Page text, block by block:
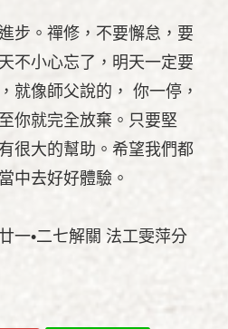
步。禪修，不要懈怠，要
不小心忘了，明天一定要
就像師父說的， 你一停，
你就完全放棄。只要堅
很大的幫助。希望我們都
中去好好體驗。
一•二七解關 法工雯萍分